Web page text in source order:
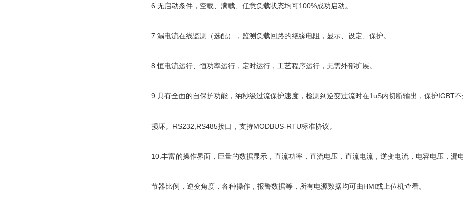
6.无启动条件，空载、满载、任意负载状态均可100%成功启动。
7.漏电流在线监测（选配），监测负载回路的绝缘电阻，显示、设定、保护。
8.恒电流运行、恒功率运行，定时运行，工艺程序运行，无需外部扩展。
9.具有全面的自保护功能，纳秒级过流保护速度，检测到逆变过流时在1uS内切断输出，保护IGBT
损坏。RS232,RS485接口，支持MODBUS-RTU标准协议。
10.丰富的操作界面，巨量的数据显示，直流功率，直流电压，直流电流，逆变电流，电容电压，漏
节器比例，逆变角度，各种操作，报警数据等，所有电源数据均可由HMI或上位机查看。